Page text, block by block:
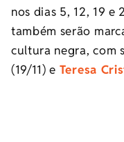
nos dias 5, 12, 19 e
também serão
cultura negra, com
(19/11) e Teresa